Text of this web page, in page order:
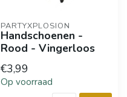
PARTYXPLOSION
Handschoenen -
Rood - Vingerloos
€3,99
Op voorraad